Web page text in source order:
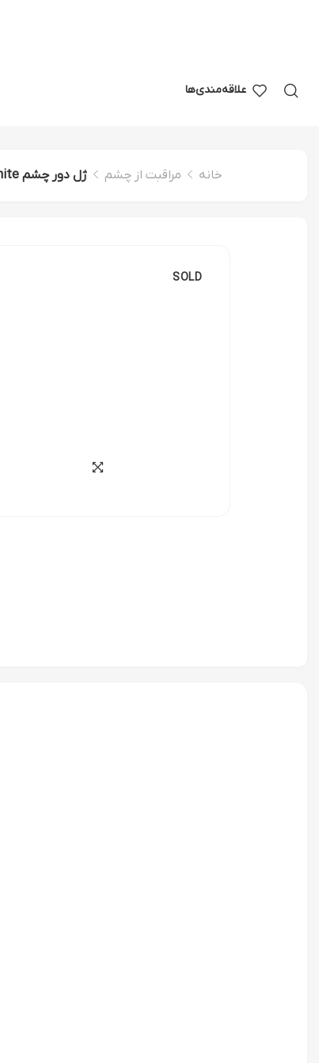
علاقه‌مندی‌ها
خانه مراقبت از چشم ژل دور چشم ACM Depiwhite
SOLD